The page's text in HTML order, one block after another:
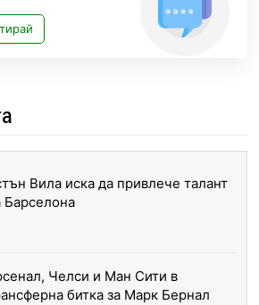
Вила иска да привлече талант
Барселона
Челси и Ман Сити в
битка за Марк Бернал